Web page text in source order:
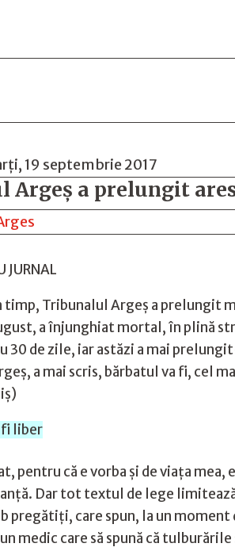
19 septembrie 2017
Argeș a prelungit
timp, Tribunalul Argeș a prelungit
a înjunghiat mortal, în plină
30 de zile, iar astăzi a mai
a mai scris, bărbatul va fi, cel
fi liber
pentru că e vorba și de viața mea,
Dar tot textul de lege
pregătiți, care spun, la un
un medic care să spună că